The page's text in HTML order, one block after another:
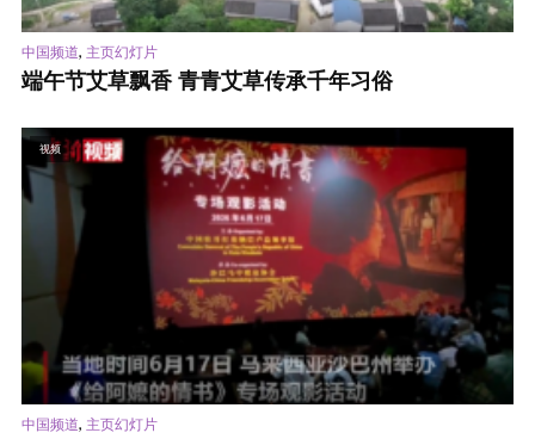
中国频道, 主页幻灯片
端午节艾草飘香 青青艾草传承千年习俗
视频
中国频道, 主页幻灯片